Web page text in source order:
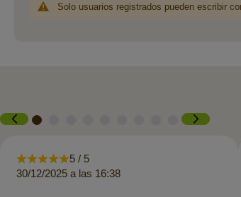
Solo usuarios registrados pueden escribir
5 / 5
30/12/2025 a las 16:38